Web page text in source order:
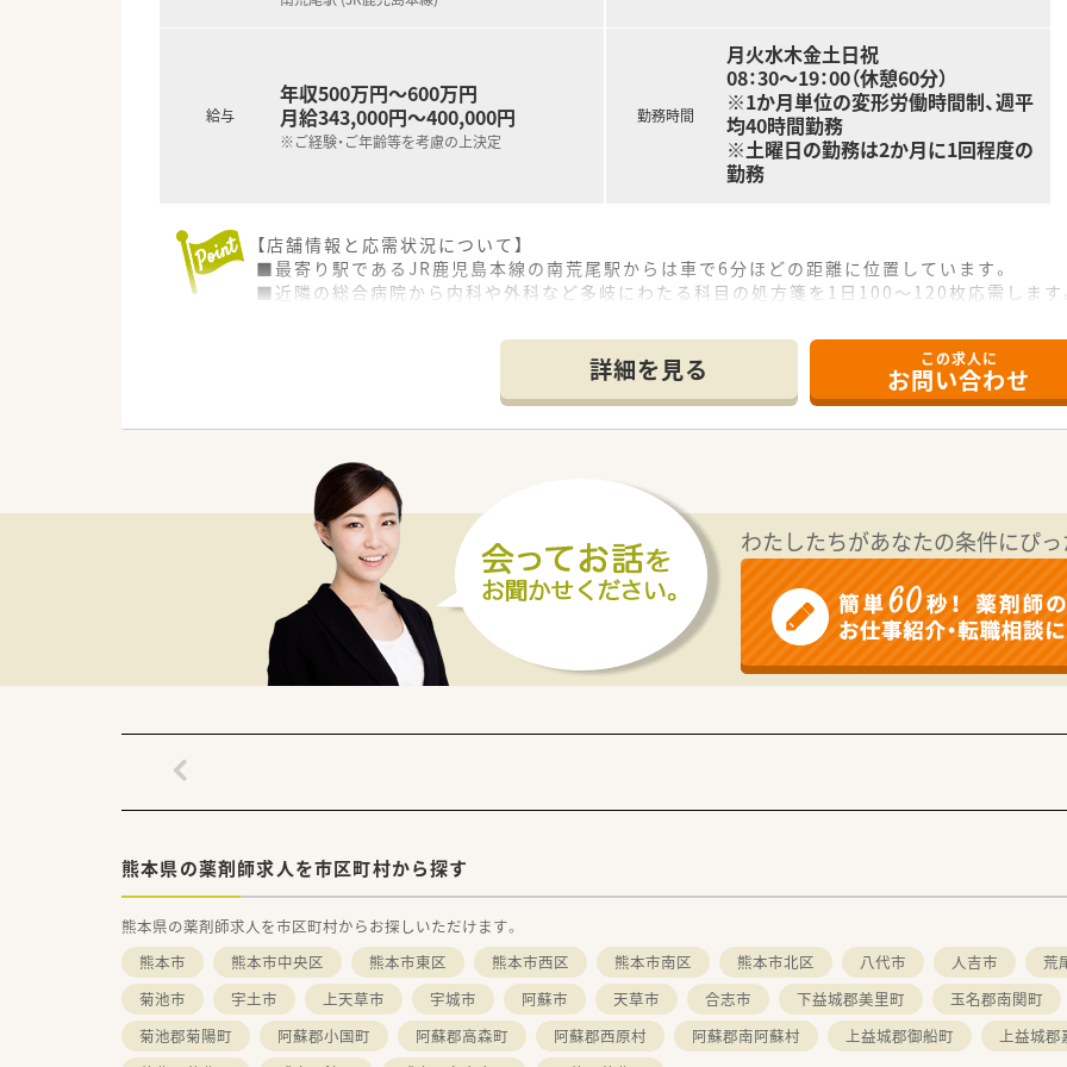
給与
年収500万円～600万円
月給343,000円～400,000円
※ご経験・ご年齢等を考慮の上決定
勤務時間
月火水木金土日祝
08：30～19：00（休憩60分）
※1か月単位の変形労働時間制、週平
均40時間勤務
※土曜日の勤務は2か月に1回程度の
勤務
【店舗情報と応需状況について】
■最寄り駅であるJR鹿児島本線の南荒尾駅からは車で6分ほどの距離に位置しています。
■近隣の総合病院から内科や外科など多岐にわたる科目の処方箋を1日100～120枚応需します
■現在の体制における欠員補充のため即戦力となる経験者を積極的に歓迎しています。
■チームワークを重視しており周囲と円滑なコミュニケーションが取れる方を求めています。
■地域医療への貢献に意欲的であり患者様一人ひとりに寄り添った対応ができる方を歓迎しま
【法人特徴について】
■熊本県荒尾市内に4店舗を展開しており68年の歴史を持つ地域密着型の安定企業です。
■有給休暇の消化率は80％と高く社員がプライベートも大切にできる環境を整えています。
■社員間の風通しが良く人間関係が良好であることが企業の大きな魅力の一つとなっています
詳細を見る この求人に
お問い合わせ
わたしたちがあなたの条件にぴ
熊本県の薬剤師求人を市区町村から探す
熊本県の薬剤師求人を市区町村からお探しいただけます。
熊本市
熊本市中央区 熊本市東区 熊本市西区 熊本市南区 熊本市北区 八代市 人吉市
荒
菊池市
宇土市 上天草市 宇城市 阿蘇市 天草市 合志市 下益城郡美里町
玉名郡南関町
菊池郡菊陽町
阿蘇郡小国町 阿蘇郡高森町 阿蘇郡西原村 阿蘇郡南阿蘇村 上益城郡御船町
上益城